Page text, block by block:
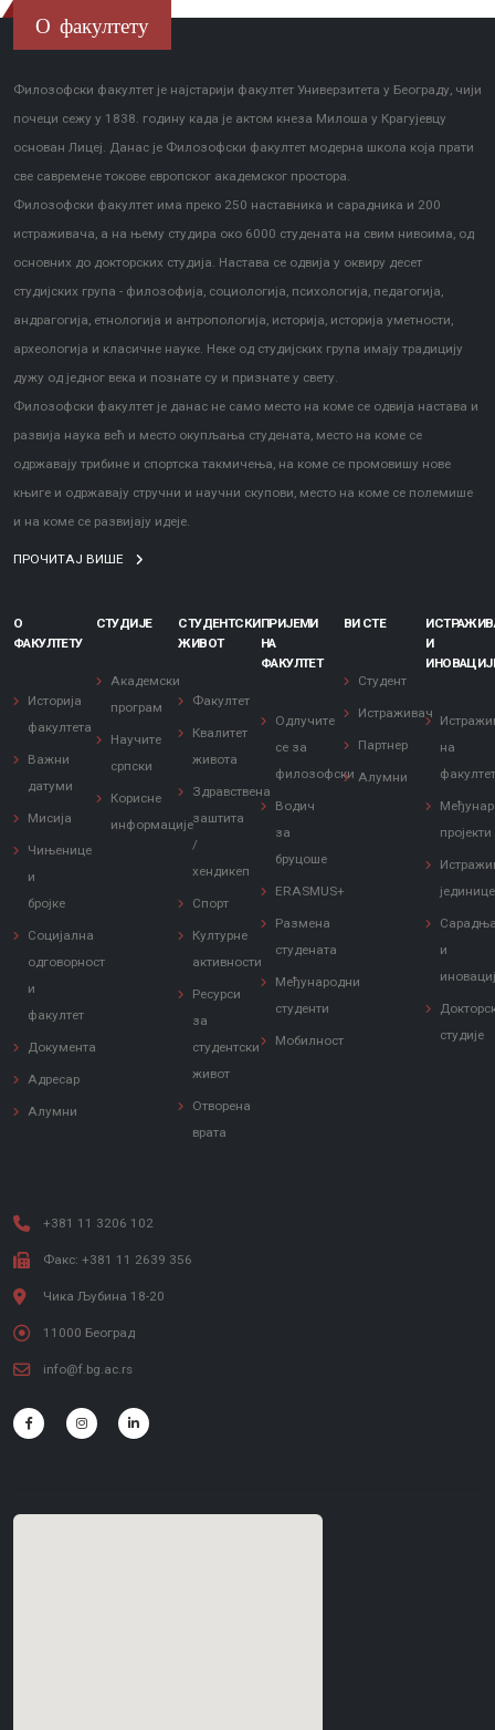
Заштита од сексуалног узнемиравања и уцењивања
О факултету
Филозофски факултет је најстарији факултет Универзитета у Београду, чији
почеци сежу у 1838. годину када је актом кнеза Милоша у Крагујевцу
основан Лицеј. Данас је Филозофски факултет модерна школа која прати
све савремене токове европског академског простора.
Филозофски факултет има преко 250 наставника и сарадника и 200
истраживача, а на њему студира око 6000 студената на свим нивоима, од
основних до докторских студија. Настава се одвија у оквиру десет
студијских група - филозофија, социологија, психологија, педагогија,
андрагогија, етнологија и антропологија, историја, историја уметности,
археологија и класичне науке. Неке од студијских група имају традицију
дужу од једног века и познате су и признате у свету.
Филозофски факултет је данас не само место на коме се одвија настава и
развија наука већ и место окупљања студената, место на коме се
одржавају трибине и спортска такмичења, на коме се промовишу нове
књиге и одржавају стручни и научни скупови, место на коме се полемише
и на коме се развијају идеје.
ПРОЧИТАЈ ВИШЕ
О
ФАКУЛТЕТУ
Историја
факултета
Важни
датуми
Мисија
Чињенице
и
бројке
Социјална
одговорност
и
факултет
Документа
Адресар
Алумни
СТУДИЈЕ
Академски
програм
Научите
српски
Корисне
информације
СТУДЕНТСКИ
ЖИВОТ
Факултет
Квалитет
живота
Здравствена
заштита
/
хендикеп
Спорт
Културне
активности
Ресурси
за
студентски
живот
Отворена
врата
ПРИЈЕМИ
НА
ФАКУЛТЕТ
Одлучите
се за
филозофски
Водич
за
бруцоше
ERASMUS+
Размена
студената
Међународни
студенти
Мобилност
ВИ СТЕ
Студент
Истраживач
Партнер
Алумни
И
на
пројекти
јединице
и
студије
+381 11 3206 102
Факс: +381 11 2639 356
Чика Љубина 18-20
11000 Београд
info@f.bg.ac.rs